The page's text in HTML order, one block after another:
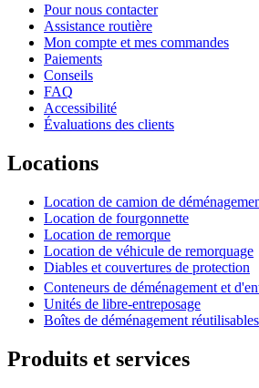
Pour nous contacter
Assistance routière
Mon compte et mes commandes
Paiements
Conseils
FAQ
Accessibilité
Évaluations des clients
Locations
Location de camion de
Location de fourgonnette
Location de remorque
Location de véhicule de remorquage
Diables et couvertures de protection
Conteneurs de déménagement et
Unités de libre-entreposage
Boîtes de déménagement
Produits et services